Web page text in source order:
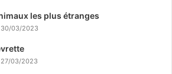
les plus étranges
30/03/2023
27/03/2023